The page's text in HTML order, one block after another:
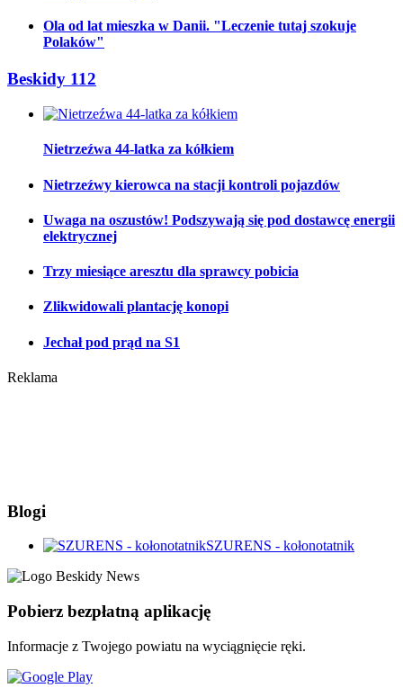
Ola od lat mieszka w Danii. "Leczenie tutaj szokuje
Polaków"
Beskidy 112
Nietrzeźwa 44-latka za kółkiem
Nietrzeźwy kierowca na stacji kontroli pojazdów
Uwaga na oszustów! Podszywają się pod dostawcę energii
elektrycznej
Trzy miesiące aresztu dla sprawcy pobicia
Zlikwidowali plantację konopi
Jechał pod prąd na S1
Reklama
Blogi
SZURENS - kołonotatnik
Pobierz bezpłatną aplikację
Informacje z Twojego powiatu na wyciągnięcie ręki.